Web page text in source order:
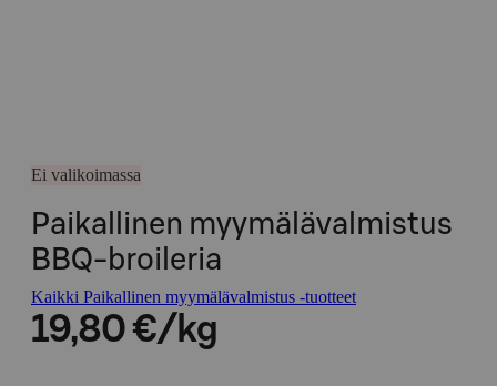
Ei valikoimassa
Paikallinen myymälävalmistus
BBQ-broileria
Kaikki Paikallinen myymälävalmistus -tuotteet
19,80 €/kg